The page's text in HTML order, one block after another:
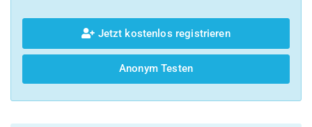
Jetzt kostenlos registrieren
Anonym Testen